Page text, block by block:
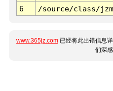
6
/source/class/
www.365jz.com 已经将此出错信息
们深